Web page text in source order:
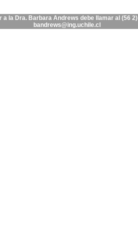
la Dra. Barbara Andrews debe llamar al (56
bandrews@ing.uchile.cl